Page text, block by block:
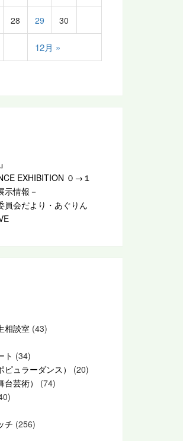
12月 »
28 29 30
EXHIBITION ０→１
示情報－
員会だより・あぐりん
相談室 (43)
ト (34)
ュラーダンス）
(20)
芸術）
(74)
チ (256)